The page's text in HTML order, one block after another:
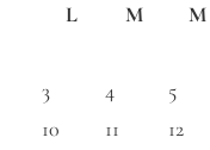
L
M M
3
4 5
10
11 12